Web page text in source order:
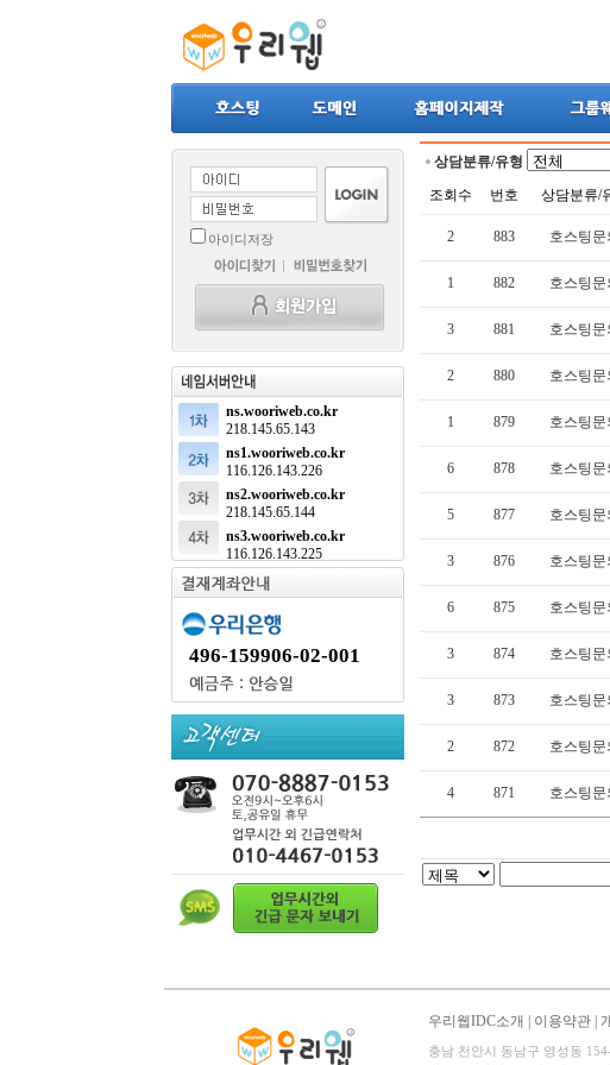
아이디저장
ns.wooriweb.co.kr
218.145.65.143
ns1.wooriweb.co.kr
116.126.143.226
ns2.wooriweb.co.kr
218.145.65.144
ns3.wooriweb.co.kr
116.126.143.225
496-159906-02-001
상담분류/유형
조회수
번호 상담분류/
2 883 호스팅문
1 882 호스팅문
3 881 호스팅문
2 880 호스팅문
1 879 호스팅문
6 878 호스팅문
5 877 호스팅문
3 876 호스팅문
6 875 호스팅문
3 874 호스팅문
3 873 호스팅문
2 872 호스팅문
4 871 호스팅문
우리웹IDC소개 이용약관
충남 천안시 동남구 영성동